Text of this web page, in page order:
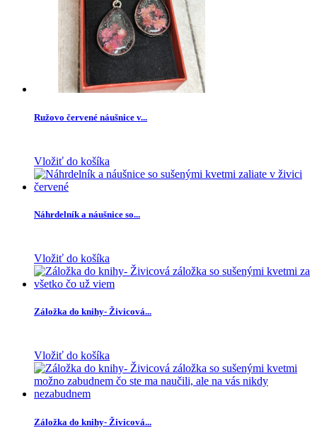
Ružovo červené náušnice v...
Vložiť do košíka
Náhrdelník a náušnice so...
Vložiť do košíka
Záložka do knihy- Živicová...
Vložiť do košíka
Záložka do knihy- Živicová...